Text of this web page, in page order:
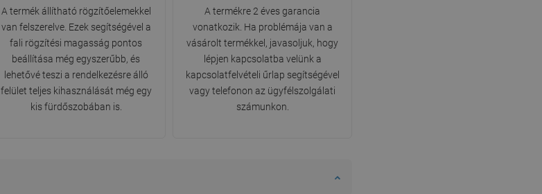
A termék állítható rögzítőelemekkel
van felszerelve. Ezek segítségével a
fali rögzítési magasság pontos
beállítása még egyszerűbb, és
lehetővé teszi a rendelkezésre álló
felület teljes kihasználását még egy
kis fürdőszobában is.
A termékre 2 éves garancia
vonatkozik. Ha problémája van a
vásárolt termékkel, javasoljuk, hogy
lépjen kapcsolatba velünk a
kapcsolatfelvételi űrlap segítségével
vagy telefonon az ügyfélszolgálati
számunkon.